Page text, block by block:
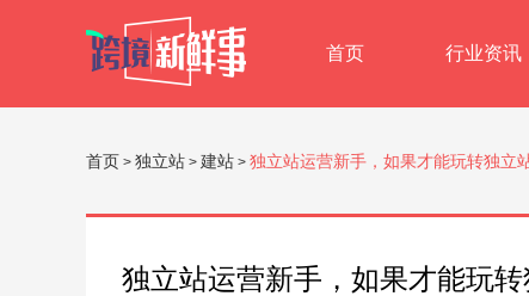
首页 行业资讯
首页 > 独立站 > 建站 > 独立站运营新手，如果才能玩转独立
独立站运营新手，如果才能玩转